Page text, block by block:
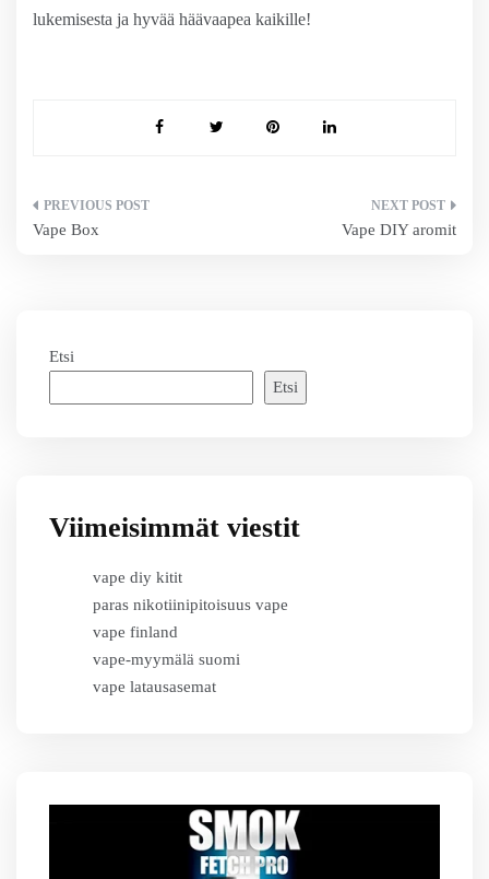
lukemisesta ja hyvää häävaapea kaikille!
Artikkelien
Vape Box Vape DIY aromit
Etsi
Etsi
Viimeisimmät viestit
vape diy kitit
paras nikotiinipitoisuus vape
vape finland
vape-myymälä suomi
vape latausasemat